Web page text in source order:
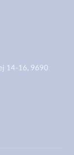
14-16, 9690